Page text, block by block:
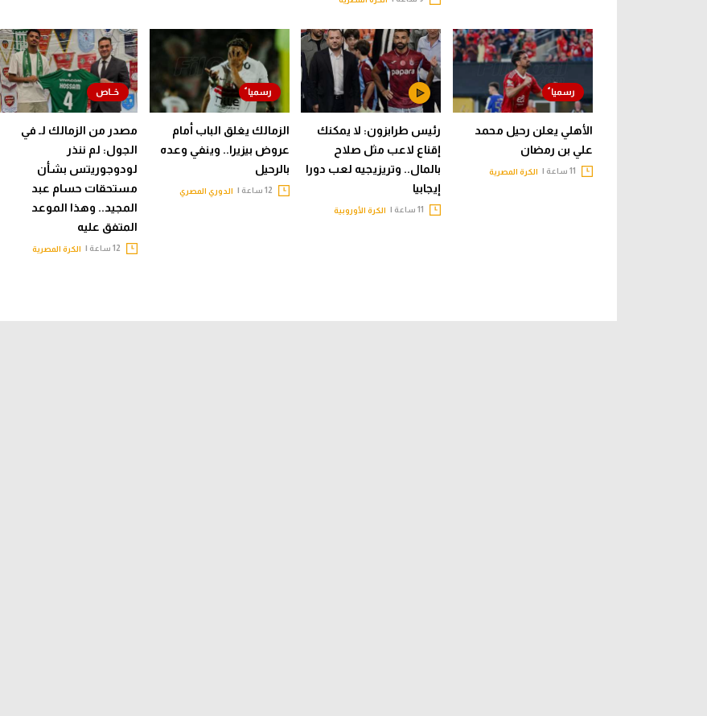
الأهلي يعلن رحيل محمد
علي بن رمضان
الكرة المصرية
رئيس طرابزون: لا يمكنك
إقناع لاعب مثل صلاح
بالمال.. وتريزيجيه لعب دورا
إيجابيا
الكرة الأوروبية
الزمالك يغلق الباب أمام
عروض بيزيرا.. وينفي وعده
بالرحيل
الدوري المصري
مصدر من الزمالك لـ في
الجول: لم ننذر
لودوجوريتس بشأن
مستحقات حسام عبد
المجيد.. وهذا الموعد
المتفق عليه
الكرة المصرية